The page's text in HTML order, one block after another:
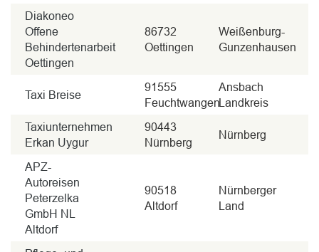
Diakoneo
Offene
Behindertenarbeit
Oettingen
86732
Oettingen
Weißenburg-
Gunzenhausen
Taxi Breise
91555
Feuchtwangen
Ansbach
Landkreis
Taxiunternehmen
Erkan Uygur
90443
Nürnberg
Nürnberg
APZ-
Autoreisen
Peterzelka
GmbH NL
Altdorf
90518
Altdorf
Nürnberger
Land